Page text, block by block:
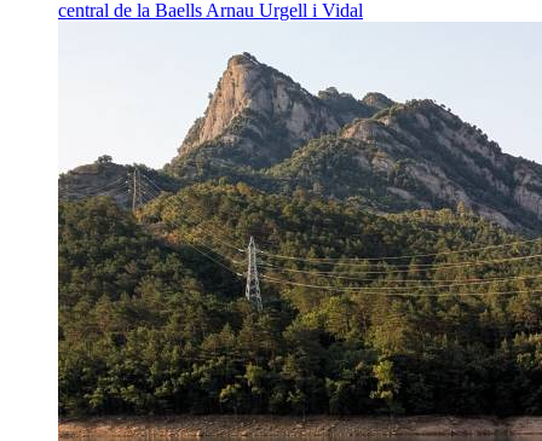
central de la Baells Arnau Urgell i Vidal